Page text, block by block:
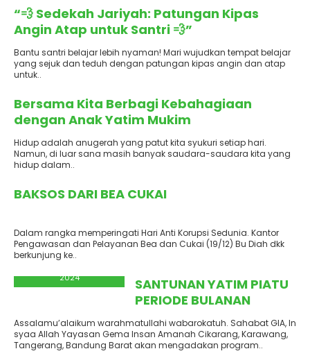
“💨 Sedekah Jariyah: Patungan Kipas
Angin Atap untuk Santri 💨”
Bantu santri belajar lebih nyaman! Mari wujudkan tempat belajar
yang sejuk dan teduh dengan patungan kipas angin dan atap
untuk..
Bersama Kita Berbagi Kebahagiaan
dengan Anak Yatim Mukim
Hidup adalah anugerah yang patut kita syukuri setiap hari.
Namun, di luar sana masih banyak saudara-saudara kita yang
hidup dalam..
Terbit: 20 Desember
BAKSOS DARI BEA CUKAI
Dalam rangka memperingati Hari Anti Korupsi Sedunia. Kantor
Pengawasan dan Pelayanan Bea dan Cukai (19/12) Bu Diah dkk
berkunjung ke..
2024
SANTUNAN YATIM PIATU
PERIODE BULANAN
Assalamu’alaikum warahmatullahi wabarokatuh. Sahabat GIA, In
syaa Allah Yayasan Gema Insan Amanah Cikarang, Karawang,
Tangerang, Bandung Barat akan mengadakan program..
Terbit: 20 Desember